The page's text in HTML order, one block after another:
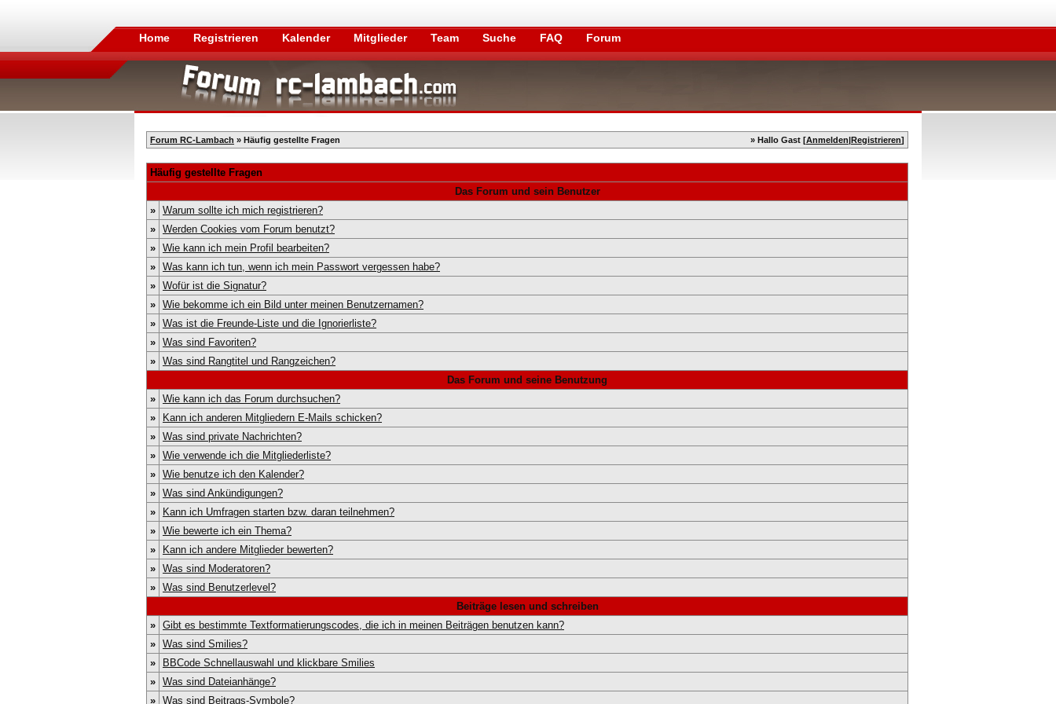
Home Registrieren Kalender Mitglieder Team Suche FAQ Forum
Forum RC-Lambach » Häufig gestellte Fragen » Hallo Gast [Anmelden|Registrieren]
Häufig gestellte Fragen
Das Forum und sein Benutzer
» Warum sollte ich mich registrieren?
» Werden Cookies vom Forum benutzt?
» Wie kann ich mein Profil bearbeiten?
» Was kann ich tun, wenn ich mein Passwort vergessen habe?
» Wofür ist die Signatur?
» Wie bekomme ich ein Bild unter meinen Benutzernamen?
» Was ist die Freunde-Liste und die Ignorierliste?
» Was sind Favoriten?
» Was sind Rangtitel und Rangzeichen?
Das Forum und seine Benutzung
» Wie kann ich das Forum durchsuchen?
»
Kann ich anderen Mitgliedern E-Mails schicken?
» Was sind private Nachrichten?
» Wie verwende ich die Mitgliederliste?
» Wie benutze ich den Kalender?
» Was sind Ankündigungen?
»
Kann ich Umfragen starten bzw. daran teilnehmen?
» Wie bewerte ich ein Thema?
»
Kann ich andere Mitglieder bewerten?
» Was sind Moderatoren?
» Was sind Benutzerlevel?
Beiträge lesen und schreiben
» Gibt es bestimmte Textformatierungscodes, die ich in meinen Beiträgen benutzen kann?
» Was sind Smilies?
»
BBCode Schnellauswahl und klickbare Smilies
» Was sind Dateianhänge?
» Was sind Beitrags-Symbole?